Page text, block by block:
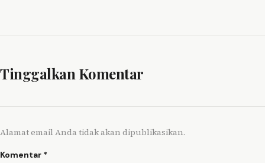
Tinggalkan Komentar
Alamat email Anda tidak akan dipublikasikan.
Komentar *